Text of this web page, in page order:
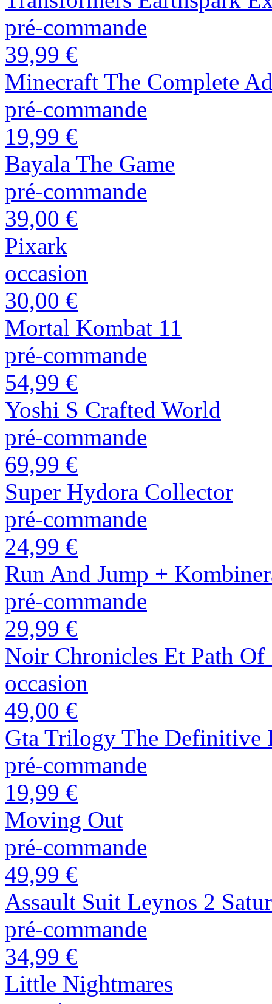
pré-commande
39,99 €
Minecraft The Complete
pré-commande
19,99 €
Bayala The Game
pré-commande
39,00 €
Pixark
occasion
30,00 €
Mortal Kombat 11
pré-commande
54,99 €
Yoshi S Crafted World
pré-commande
69,99 €
Super Hydora Collector
pré-commande
24,99 €
Run And Jump +
pré-commande
29,99 €
Noir Chronicles Et Path Of
occasion
49,00 €
Gta Trilogy The Definitive
pré-commande
19,99 €
Moving Out
pré-commande
49,99 €
Assault Suit Leynos 2
pré-commande
34,99 €
Little Nightmares